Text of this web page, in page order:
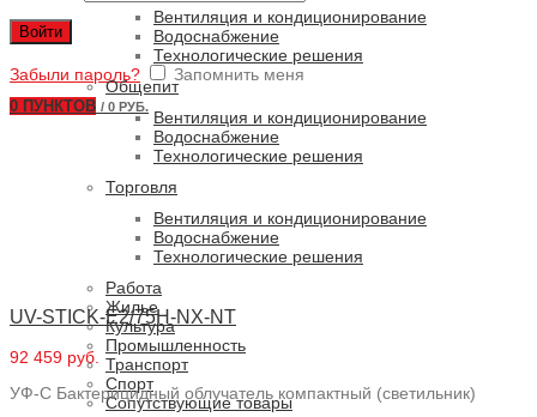
Войти
Забыли пароль? Запомнить меня
0 ПУНКТОВ / 0 РУБ.
Вентиляция и кондиционирование
Водоснабжение
Технологические решения
Общепит
Вентиляция и кондиционирование
Водоснабжение
Технологические решения
Торговля
Вентиляция и кондиционирование
Водоснабжение
Технологические решения
Работа
Жилье
Культура
Промышленность
Транспорт
Спорт
Сопутствующие товары
UV-STICK-E2/75H-NX-NT
92 459 руб.
УФ-С Бактерицидный облучатель компактный (светильник)